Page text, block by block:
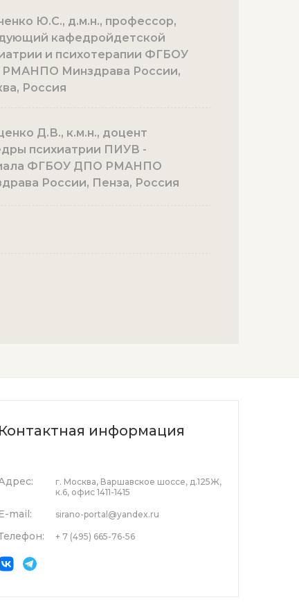
Ю.С., д.м.н., профессор,
кафедройдетской
и психотерапии ФГБОУ
Минздрава России,
Россия
Д.В., к.м.н., доцент
психиатрии ПИУВ -
ФГБОУ ДПО РМАНПО
России, Пенза, Россия
Контактная информация
г. Москва, Варшавское шоссе, д.125Ж,
к.6, офис 1411-1415
mail: sirano-portal@yandex.ru
+ 7 (495) 665-76-56